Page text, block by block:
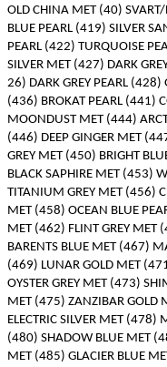
OLD CHINA MET (40)
BLUE PEARL (419) SILVER
PEARL (422) TURQUOISE
SILVER MET (427) DARK
26) DARK GREY PEARL (428)
(436) BROKAT PEARL (441)
MOONDUST MET (444)
(446) DEEP GINGER MET
GREY MET (450) BRIGHT
BLACK SAPHIRE MET (453)
TITANIUM GREY MET (456)
MET (458) OCEAN BLUE
MET (462) FLINT GREY MET
BARENTS BLUE MET (467)
(469) LUNAR GOLD MET
OYSTER GREY MET (473)
MET (475) ZANZIBAR GOLD
ELECTRIC SILVER MET
(480) SHADOW BLUE MET
MET (485) GLACIER BLUE